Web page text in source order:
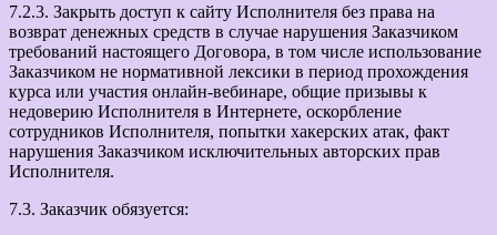
7.2.3. Закрыть доступ к сайту Исполнителя без права на
возврат денежных средств в случае нарушения Заказчиком
требований настоящего Договора, в том числе использование
Заказчиком не нормативной лексики в период прохождения
курса или участия онлайн-вебинаре, общие призывы к
недоверию Исполнителя в Интернете, оскорбление
сотрудников Исполнителя, попытки хакерских атак, факт
нарушения Заказчиком исключительных авторских прав
Исполнителя.
7.3. Заказчик обязуется: